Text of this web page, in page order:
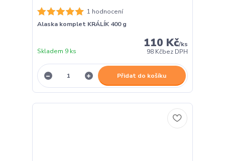
1 hodnocení
Alaska komplet KRÁLÍK 400 g
110 Kč/ks
98 Kčbez DPH
Skladem 9 ks
Přidat do košíku